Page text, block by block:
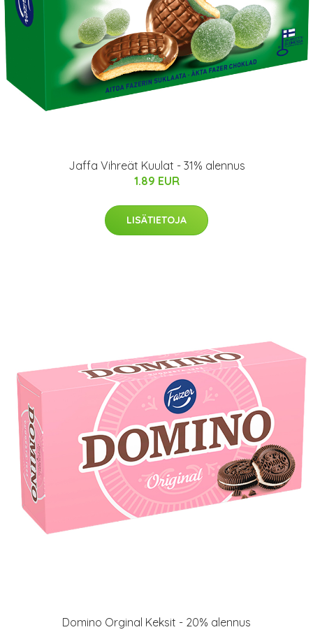
Jaffa Vihreät Kuulat - 31% alennus
1.89 EUR
LISÄTIETOJA
Domino Orginal Keksit - 20% alennus